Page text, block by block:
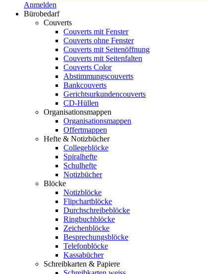
Anmelden
Bürobedarf
Couverts
Couverts mit Fenster
Couverts ohne Fenster
Couverts mit Seitenöffnung
Couverts mit Seitenfalten
Couverts Color
Abstimmungscouverts
Bankcouverts
Gerichtsurkundencouverts
CD-Hüllen
Organisationsmappen
Organisationsmappen
Offertmappen
Hefte & Notizbücher
Collegeblöcke
Spiralhefte
Schulhefte
Notizbücher
Blöcke
Notizblöcke
Flipchartblöcke
Durchschreibeblöcke
Ringbuchblöcke
Zeichenblöcke
Besprechungsblöcke
Telefonblöcke
Kassabücher
Schreibkarten & Papiere